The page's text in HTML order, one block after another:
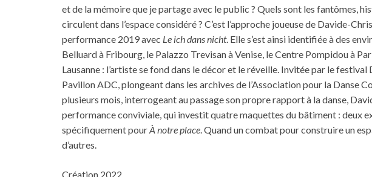
et de la mémoire que je partage avec le public ? Quels sont les fantômes,
circulent dans l’espace considéré ? C’est l’approche joueuse de Davide-
performance 2019 avec Le ich dans nicht. Elle s’est ainsi identifiée à des
Belluard à Fribourg, le Palazzo Trevisan à Venise, le Centre Pompidou à
Lausanne : l’artiste se fond dans le décor et le réveille. Invitée par le festival
Pavillon ADC, plongeant dans les archives de l’Association pour la Danse
plusieurs mois, interrogeant au passage son propre rapport à la danse,
performance conviviale, qui investit quatre maquettes du bâtiment : deux
spécifiquement pourÀ notre place. Quand un combat pour construire un
d’autres.
Création 2022